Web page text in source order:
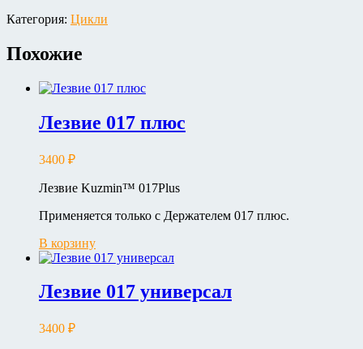
Категория: Цикли
Похожие
Лезвие 017 плюс
3400 ₽
Лезвие Kuzmin™ 017Plus
Применяется только с Держателем 017 плюс.
В корзину
Лезвие 017 универсал
3400 ₽